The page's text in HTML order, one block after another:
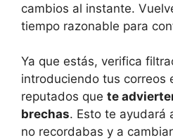
cambios al instante.
tiempo razonable para
Ya que estás, verifica
introduciendo tus correos
reputados que te
brechas. Esto te ayudará
no recordabas y a